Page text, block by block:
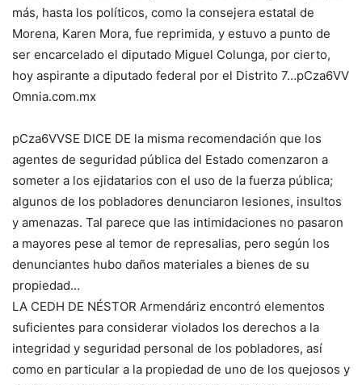
más, hasta los políticos, como la consejera estatal de
Morena, Karen Mora, fue reprimida, y estuvo a punto de
ser encarcelado el diputado Miguel Colunga, por cierto,
hoy aspirante a diputado federal por el Distrito 7…pCza6VV
Omnia.com.mx
pCza6VVSE DICE DE la misma recomendación que los
agentes de seguridad pública del Estado comenzaron a
someter a los ejidatarios con el uso de la fuerza pública;
algunos de los pobladores denunciaron lesiones, insultos
y amenazas. Tal parece que las intimidaciones no pasaron
a mayores pese al temor de represalias, pero según los
denunciantes hubo daños materiales a bienes de su
propiedad…
LA CEDH DE NÉSTOR Armendáriz encontró elementos
suficientes para considerar violados los derechos a la
integridad y seguridad personal de los pobladores, así
como en particular a la propiedad de uno de los quejosos y